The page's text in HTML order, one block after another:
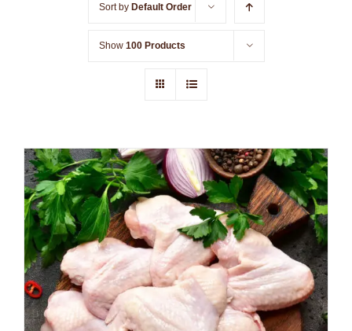
Sort by Default Order
Show 100 Products